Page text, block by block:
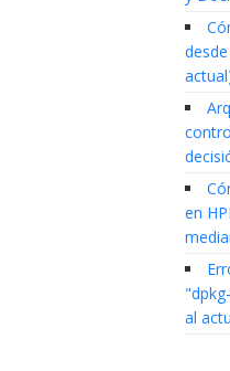
en
al